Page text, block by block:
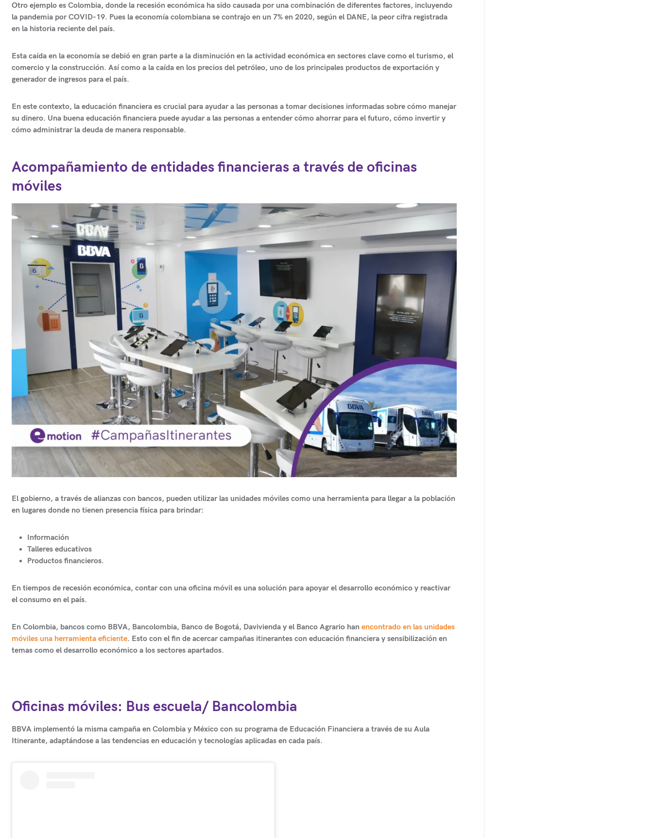
Otro ejemplo es Colombia, donde la recesión económica ha sido causada por una combinación de diferentes factores, incluyendo
la pandemia por COVID-19. Pues la economía colombiana se contrajo en un 7% en 2020, según el DANE, la peor cifra registrada
en la historia reciente del país.
Esta caída en la economía se debió en gran parte a la disminución en la actividad económica en sectores clave como el turismo, el
comercio y la construcción. Así como a la caída en los precios del petróleo, uno de los principales productos de exportación y
generador de ingresos para el país.
En este contexto, la educación financiera es crucial para ayudar a las personas a tomar decisiones informadas sobre cómo manejar
su dinero. Una buena educación financiera puede ayudar a las personas a entender cómo ahorrar para el futuro, cómo invertir y
cómo administrar la deuda de manera responsable.
Acompañamiento de entidades financieras a través de oficinas
móviles
El gobierno, a través de alianzas con bancos, pueden utilizar las unidades móviles como una herramienta para llegar a la población
en lugares donde no tienen presencia física para brindar:
Información
Talleres educativos
Productos financieros.
En tiempos de recesión económica, contar con una oficina móvil es una solución para apoyar el desarrollo económico y reactivar
el consumo en el país.
En Colombia, bancos como BBVA, Bancolombia, Banco de Bogotá, Davivienda y el Banco Agrario han encontrado en las unidades
móviles una herramienta eficiente. Esto con el fin de acercar campañas itinerantes con educación financiera y sensibilización en
temas como el desarrollo económico a los sectores apartados.
Oficinas móviles: Bus escuela/ Bancolombia
BBVA implementó la misma campaña en Colombia y México con su programa de Educación Financiera a través de su Aula
Itinerante, adaptándose a las tendencias en educación y tecnologías aplicadas en cada país.